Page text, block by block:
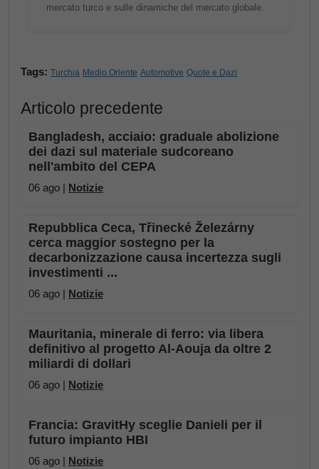
mercato turco e sulle dinamiche del mercato globale.
Tags: Turchia Medio Oriente Automotive Quote e Dazi
Articolo precedente
Bangladesh, acciaio: graduale abolizione
dei dazi sul materiale sudcoreano
nell'ambito del CEPA
06 ago | Notizie
Repubblica Ceca, Třinecké Železárny
cerca maggior sostegno per la
decarbonizzazione causa incertezza sugli
investimenti ...
06 ago | Notizie
Mauritania, minerale di ferro: via libera
definitivo al progetto Al-Aouja da oltre 2
miliardi di dollari
06 ago | Notizie
Francia: GravitHy sceglie Danieli per il
futuro impianto HBI
06 ago | Notizie